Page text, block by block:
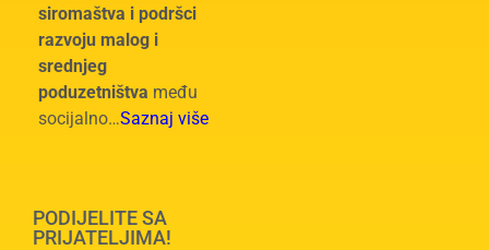
siromaštva i podršci
razvoju malog i
srednjeg
poduzetništva među
socijalno…Saznaj više
PODIJELITE SA
PRIJATELJIMA!